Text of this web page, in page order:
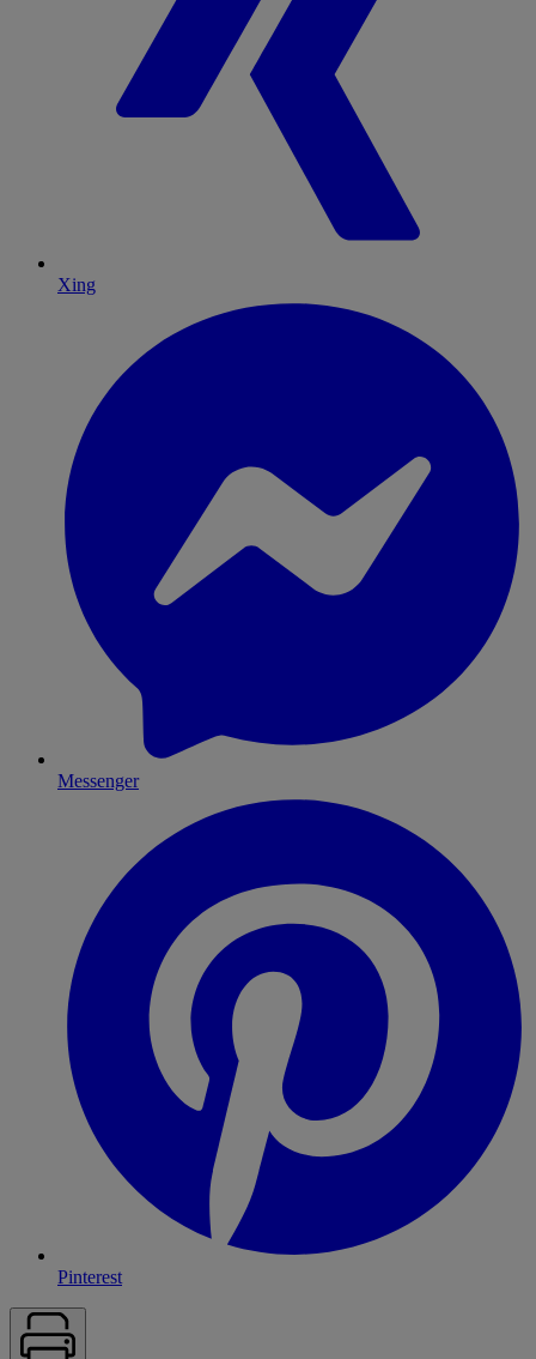
Xing
Messenger
Pinterest